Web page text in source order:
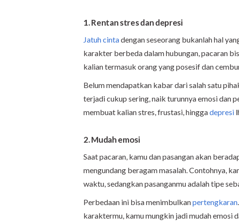
1. Rentan stres dan depresi
Jatuh cintadengan seseorang bukanlah hal
karakter berbeda dalam hubungan, pacaran
kalian termasuk orang yang posesif dan
Belum mendapatkan kabar dari salah satu
terjadi cukup sering, naik turunnya emosi dan
membuat kalian stres, frustasi, hinggadepresi
2. Mudah emosi
Saat pacaran, kamu dan pasangan akan
mengundang beragam masalah. Contohnya,
waktu, sedangkan pasanganmu adalah tipe
Perbedaan ini bisa menimbulkanpertengkaran
karaktermu, kamu mungkin jadi mudah emosi